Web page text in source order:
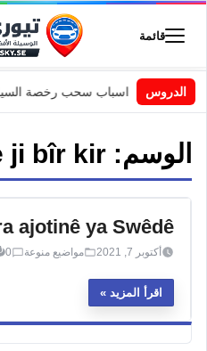
قائمة
الدروس
السويد | اسباب سحب رخصة
الوسم: ji bîr kir
ajotinê ya Swêdê
أكتوبر 7, 2021 مواضيع منوعة 0
اقرأ المزيد